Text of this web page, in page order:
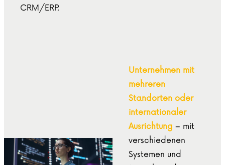
CRM/ERP.
Unternehmen mit
mehreren
Standorten oder
internationaler
Ausrichtung – mit
verschiedenen
Systemen und